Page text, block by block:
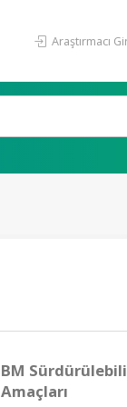
Araştırmacı
BM
Amaçları